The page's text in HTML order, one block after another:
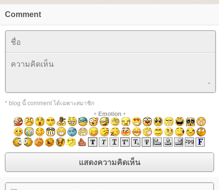
Comment
* blog นี้ comment ได้เฉพาะสมาชิก
+ Emotion+